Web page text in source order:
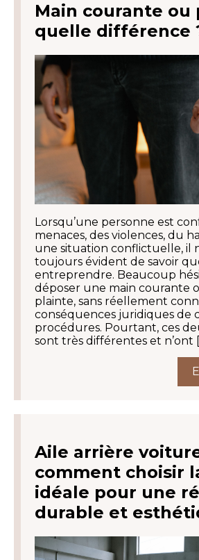
Main courante ou
quelle différence
Lorsqu’une personne est
menaces, des violences, du
une situation conflictuelle, il
toujours évident de savoir
entreprendre. Beaucoup
déposer une main courante
plainte, sans réellement
conséquences juridiques de
procédures. Pourtant, ces
sont très différentes et n’ont
Aile arrière
comment choisir
idéale pour une
durable et